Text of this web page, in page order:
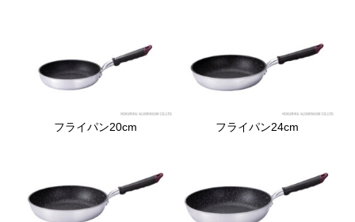
フライパン20cm フライパン24cm